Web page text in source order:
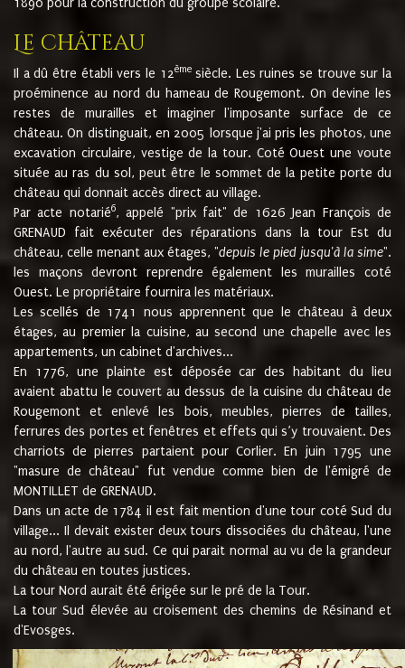
Le château
Il a dû être établi vers le 12èmesiècle. Les ruines se trouve sur la
proéminence au nord du hameau de Rougemont. On devine les
restes de murailles et imaginer l'imposante surface de ce
château. On distinguait, en 2005 lorsque j'ai pris les photos, une
excavation circulaire, vestige de la tour. Coté Ouest une voute
située au ras du sol, peut être le sommet de la petite porte du
château qui donnait accès direct au village.
Par acte notarié6, appelé "prix fait" de 1626 Jean François de
GRENAUD fait exécuter des réparations dans la tour Est du
château, celle menant aux étages, "depuis le pied jusqu'à la sime".
les maçons devront reprendre également les murailles coté
Ouest. Le propriétaire fournira les matériaux.
Les scellés de 1741 nous apprennent que le château à deux
étages, au premier la cuisine, au second une chapelle avec les
appartements, un cabinet d'archives...
En 1776, une plainte est déposée car des habitant du lieu
avaient abattu le couvert au dessus de la cuisine du château de
Rougemont et enlevé les bois, meubles, pierres de tailles,
ferrures des portes et fenêtres et effets qui s’y trouvaient. Des
charriots de pierres partaient pour Corlier. En juin 1795 une
"masure de château" fut vendue comme bien de l'émigré de
MONTILLET de GRENAUD.
Dans un acte de 1784 il est fait mention d'une tour coté Sud du
village... Il devait exister deux tours dissociées du château, l'une
au nord, l'autre au sud. Ce qui parait normal au vu de la grandeur
du château en toutes justices.
La tour Nord aurait été érigée sur le pré de la Tour.
La tour Sud élevée au croisement des chemins de Résinand et
d'Evosges.